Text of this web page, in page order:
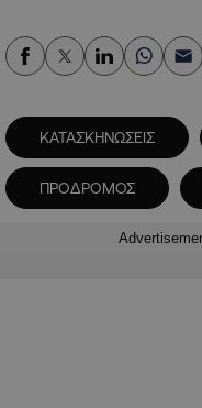
ΚΑΤΑΣΚΗΝΩΣΕΙΣ
ΠΡΟΔΡΟΜΟΣ